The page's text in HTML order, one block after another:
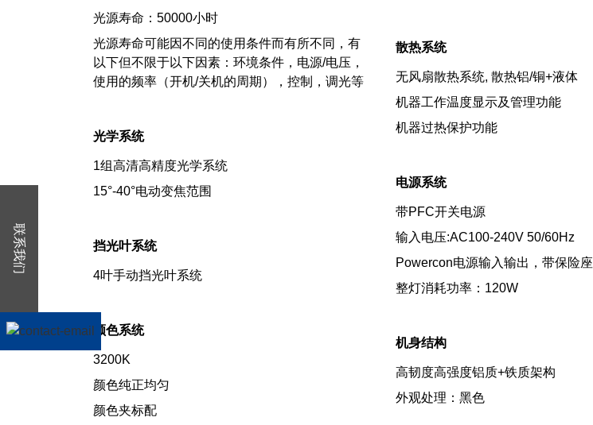
光源寿命：50000小时
光源寿命可能因不同的使用条件而有所不同，有
以下但不限于以下因素：环境条件，电源/电压，
使用的频率（开机/关机的周期），控制，调光等
光学系统
1组高清高精度光学系统
15°-40°电动变焦范围
挡光叶系统
4叶手动挡光叶系统
颜色系统
3200K
颜色纯正均匀
颜色夹标配
散热系统
无风扇散热系统, 散热铝/铜+液体
机器工作温度显示及管理功能
机器过热保护功能
电源系统
带PFC开关电源
输入电压:AC100-240V 50/60Hz
Powercon电源输入输出，带保险座
整灯消耗功率：120W
机身结构
高韧度高强度铝质+铁质架构
外观处理：黑色
联系我们